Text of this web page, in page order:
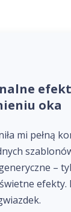
oka
mi pełną
–
efekty.